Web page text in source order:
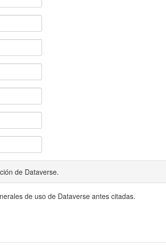
de Dataverse.
de uso de Dataverse antes citadas.